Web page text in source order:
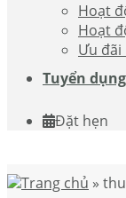
Hoạt
Hoạt
Ưu đãi
Tuyển dụng
Đặt hẹn
Trang chủ »